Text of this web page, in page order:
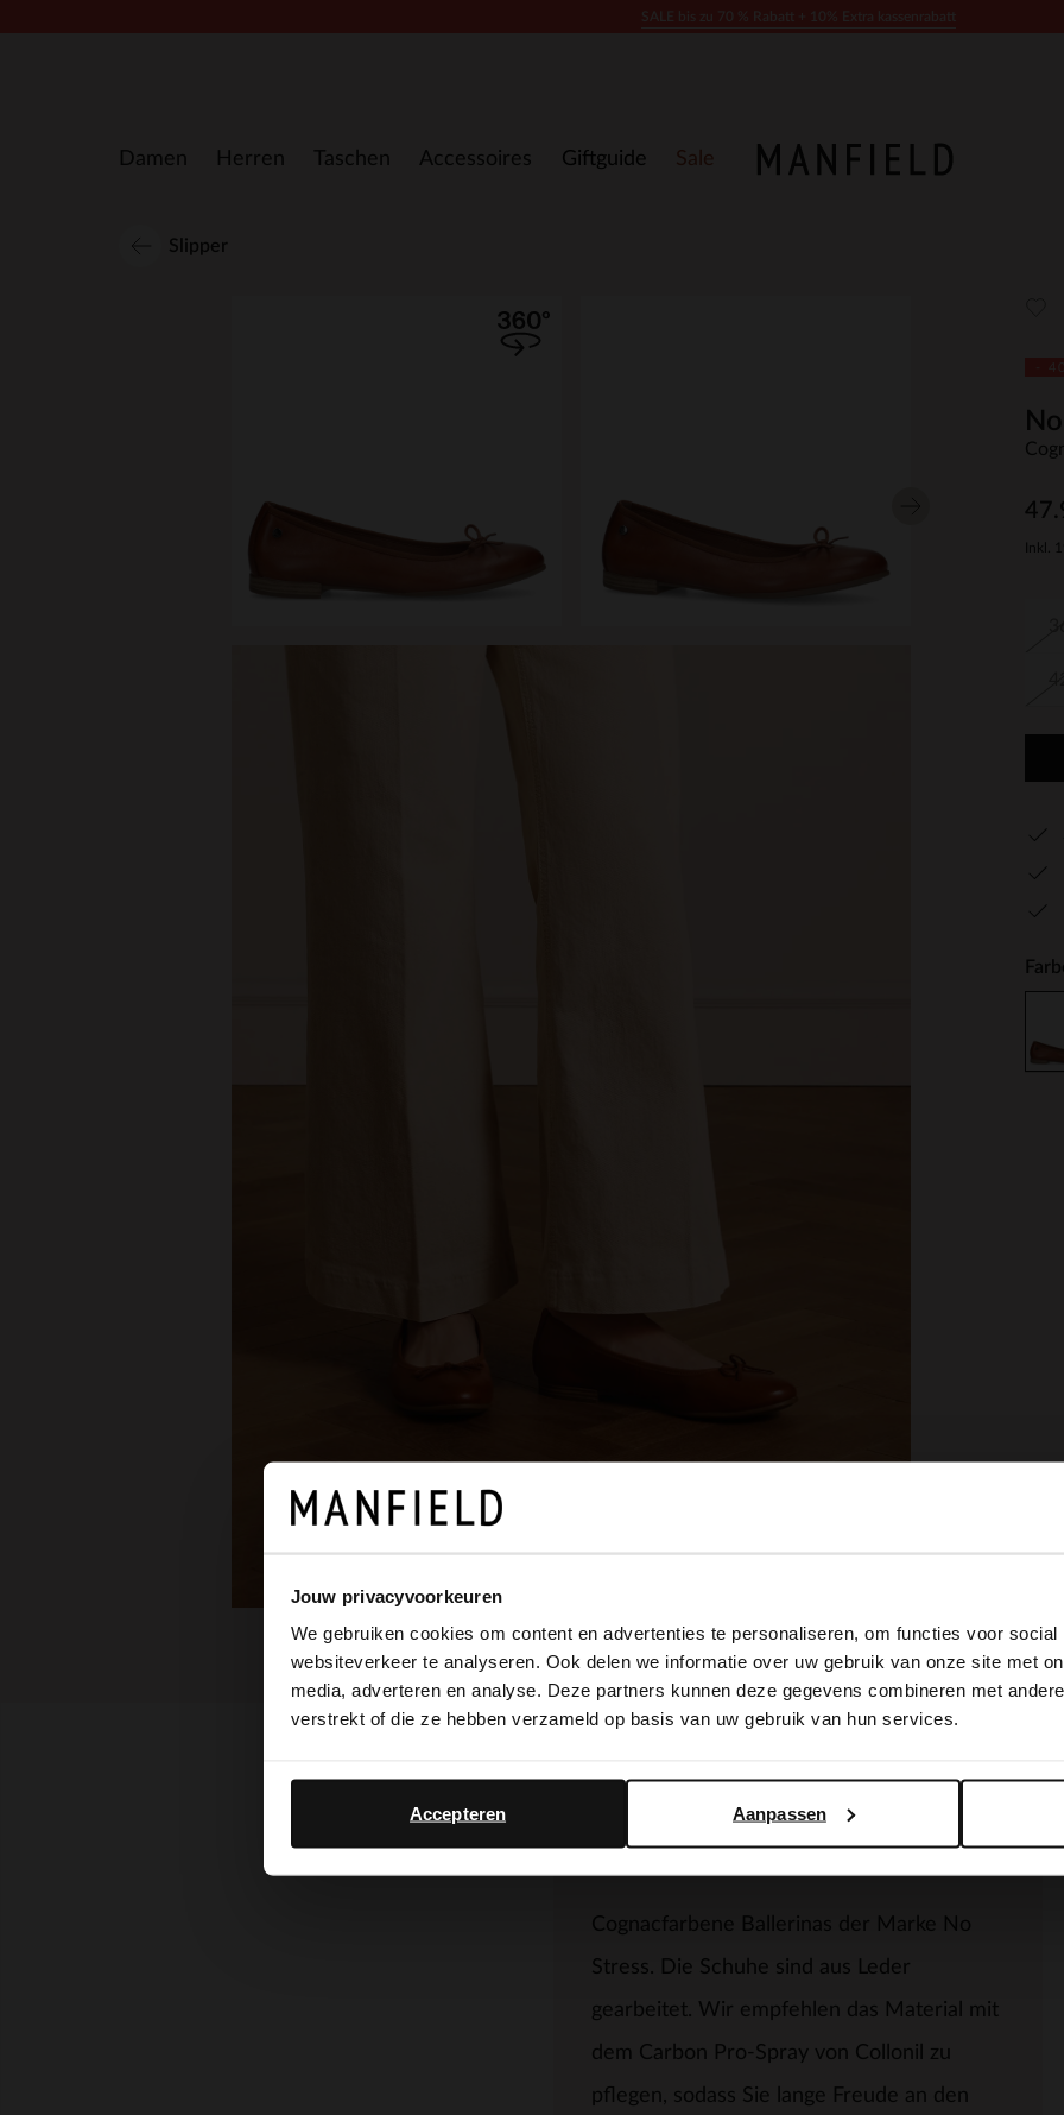
Jouw privacyvoorkeuren
We gebruiken cookies om content en advertenties te personaliseren, om functies voor
websiteverkeer te analyseren. Ook delen we informatie over uw gebruik van onze site met
media, adverteren en analyse. Deze partners kunnen deze gegevens combineren met
verstrekt of die ze hebben verzameld op basis van uw gebruik van hun services.
Aanpassen
Accepteren
Damen Herren Taschen Accessoires Giftguide Sale
Slipper
Inkl.
Produktbeschreibung
Cognacfarbene Ballerinas der Marke No
Stress. Die Schuhe sind aus Leder
gearbeitet. Wir empfehlen das Material mit
dem Carbon Pro-Spray von Collonil zu
pflegen, sodass Sie lange Freude an den
It looks like your language isn't Dutch. Would you like to